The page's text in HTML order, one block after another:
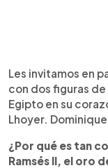
Les invitamos en
con dos figuras
Egipto en su
Lhoyer.
¿Por qué es tan
Ramsés II, el oro